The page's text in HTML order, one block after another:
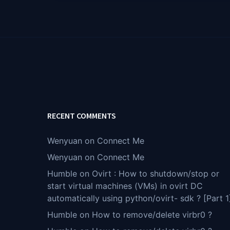
RECENT COMMENTS
Wenyuan on Connect Me
Wenyuan on Connect Me
Humble on Ovirt : How to shutdown/stop or
start virtual machines (VMs) in ovirt DC
automatically using python/ovirt- sdk ? [Part
Humble on How to remove/delete virbr0 ?